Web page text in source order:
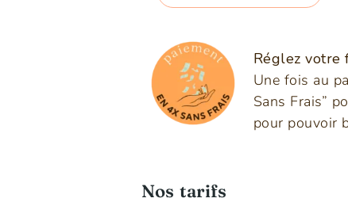
Réglez votre
Une fois au
Sans Frais”
pour pouvoir
Nos tarifs